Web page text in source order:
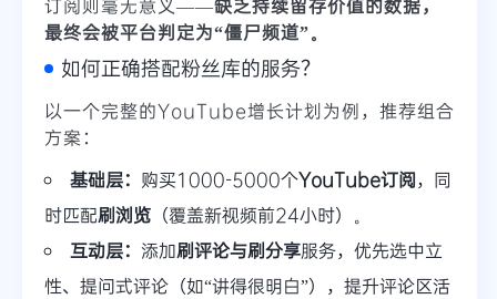
订阅则毫无意义——缺乏持续留存价值的数据，
最终会被平台判定为“僵尸频道”。
如何正确搭配粉丝库的服务？
以一个完整的YouTube增长计划为例，推荐组合
方案：
基础层： 购买1000-5000个YouTube订阅，同
时匹配刷浏览 （覆盖新视频前24小时）。
互动层： 添加刷评论与刷分享服务，优先选中立
性、提问式评论（如“讲得很明白”），提升评论区活